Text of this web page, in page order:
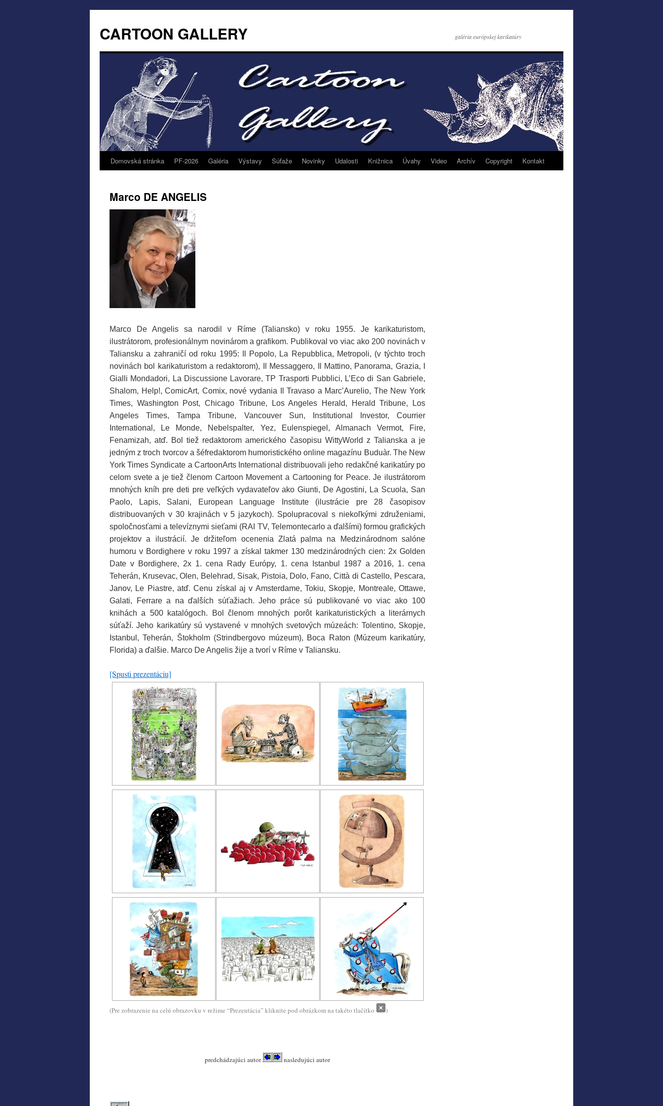
CARTOON GALLERY galéria európskej karikatúry
Domovská stránka PF-2026 Galéria Výstavy Súťaže Novinky Udalosti Knižnica Úvahy Video Archív Copyright Kontakt
Marco DE ANGELIS
Marco De Angelis sa narodil v Ríme (Taliansko) v roku 1955. Je karikaturistom,
ilustrátorom, profesionálnym novinárom a grafikom. Publikoval vo viac ako 200 novinách v
Taliansku a zahraničí od roku 1995: Il Popolo, La Repubblica, Metropoli, (v týchto troch
novinách bol karikaturistom a redaktorom), Il Messaggero, Il Mattino, Panorama, Grazia, I
Gialli Mondadori, La Discussione Lavorare, TP Trasporti Pubblici, L’Eco di San Gabriele,
Shalom, Help!, ComicArt, Comix, nové vydania Il Travaso a Marc’Aurelio, The New York
Times, Washington Post, Chicago Tribune, Los Angeles Herald, Herald Tribune, Los
Angeles Times, Tampa Tribune, Vancouver Sun, Institutional Investor, Courrier
International, Le Monde, Nebelspalter, Yez, Eulenspiegel, Almanach Vermot, Fire,
Fenamizah, atď. Bol tiež redaktorom amerického časopisu WittyWorld z Talianska a je
jedným z troch tvorcov a šéfredaktorom humoristického online magazínu Buduàr. The New
York Times Syndicate a CartoonArts International distribuovali jeho redakčné karikatúry po
celom svete a je tiež členom Cartoon Movement a Cartooning for Peace. Je ilustrátorom
mnohých kníh pre deti pre veľkých vydavateľov ako Giunti, De Agostini, La Scuola, San
Paolo, Lapis, Salani, European Language Institute (ilustrácie pre 28 časopisov
distribuovaných v 30 krajinách v 5 jazykoch). Spolupracoval s niekoľkými združeniami,
spoločnosťami a televíznymi sieťami (RAI TV, Telemontecarlo a ďalšími) formou grafických
projektov a ilustrácií. Je držiteľom ocenenia Zlatá palma na Medzinárodnom salóne
humoru v Bordighere v roku 1997 a získal takmer 130 medzinárodných cien: 2x Golden
Date v Bordighere, 2x 1. cena Rady Európy, 1. cena Istanbul 1987 a 2016, 1. cena
Teherán, Krusevac, Olen, Belehrad, Sisak, Pistoia, Dolo, Fano, Città di Castello, Pescara,
Janov, Le Piastre, atď. Cenu získal aj v Amsterdame, Tokiu, Skopje, Montreale, Ottawe,
Galati, Ferrare a na ďalších súťažiach. Jeho práce sú publikované vo viac ako 100
knihách a 500 katalógoch. Bol členom mnohých porôt karikaturistických a literárnych
súťaží. Jeho karikatúry sú vystavené v mnohých svetových múzeách: Tolentino, Skopje,
Istanbul, Teherán, Štokholm (Strindbergovo múzeum), Boca Raton (Múzeum karikatúry,
Florida) a ďalšie. Marco De Angelis žije a tvorí v Ríme v Taliansku.
[Spusti prezentáciu]
(Pre zobrazenie na celú obrazovku v režime “Prezentácia” kliknite pod obrázkom na takéto tlačítko )
predchádzajúci autor nasledujúci autor